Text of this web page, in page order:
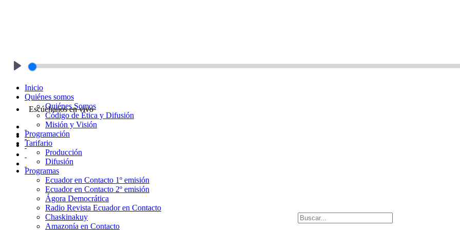
Escúchanos en vivo
Inicio
Quiénes somos
Quiénes Somos
Código de Ética y Difusión
Misión y Visión
Programación
Tarifario
Producción
Difusión
Programas
Ecuador en Contacto 1º emisión
Ecuador en Contacto 2º emisión
Ágora Democrática
Radio Revista Ecuador en Contacto
Chaskinakuy
Amazonía en Contacto